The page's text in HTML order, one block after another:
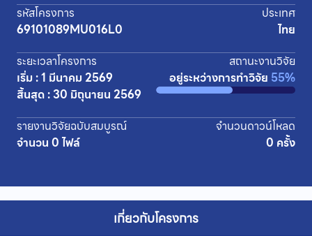
รหัสโครงการ
69101089MU016L0
ประเทศ
ไทย
ระยะเวลาโครงการ
เริ่ม : 1 มีนาคม 2569
สิ้นสุด : 30 มิถุนายน 2569
สถานะงานวิจัย
อยู่ระหว่างการทำวิจัย 55%
รายงานวิจัยฉบับสมบูรณ์
จำนวน 0 ไฟล์
จำนวนดาวน์โหลด
0 ครั้ง
เกี่ยวกับโครงการ